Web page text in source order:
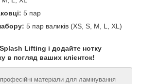
5 пар
5 пар валиків (XS, S, M, L, XL)
Lifting і додайте нотку
в погляд ваших клієнток!
матеріали для ламінування